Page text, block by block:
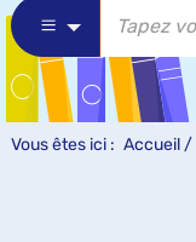
Vous êtes ici : Accueil /